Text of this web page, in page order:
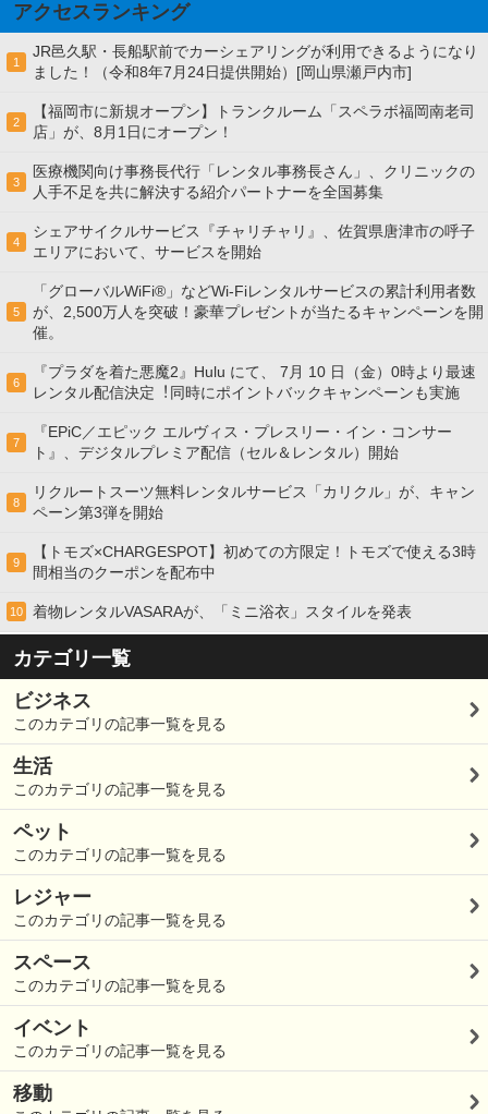
アクセスランキング
1
JR邑久駅・長船駅前でカーシェアリングが利用できるようになり
ました！（令和8年7月24日提供開始）[岡山県瀬戸内市]
2
【福岡市に新規オープン】トランクルーム「スペラボ福岡南老司
店」が、8月1日にオープン！
3
医療機関向け事務長代行「レンタル事務長さん」、クリニックの
人手不足を共に解決する紹介パートナーを全国募集
4
シェアサイクルサービス『チャリチャリ』、佐賀県唐津市の呼子
エリアにおいて、サービスを開始
5
「グローバルWiFi®」などWi-Fiレンタルサービスの累計利用者数
が、2,500万人を突破！豪華プレゼントが当たるキャンペーンを開
催。
6
『プラダを着た悪魔2』Hulu にて、 7⽉ 10 ⽇（金）0時より最速
レンタル配信決定︕同時にポイントバックキャンペーンも実施
7
『EPiC／エピック エルヴィス・プレスリー・イン・コンサー
ト』、デジタルプレミア配信（セル＆レンタル）開始
8
リクルートスーツ無料レンタルサービス「カリクル」が、キャン
ペーン第3弾を開始
9
【トモズ×CHARGESPOT】初めての方限定！トモズで使える3時
間相当のクーポンを配布中
10 着物レンタルVASARAが、「ミニ浴衣」スタイルを発表
カテゴリ一覧
ビジネス
このカテゴリの記事一覧を見る
生活
このカテゴリの記事一覧を見る
ペット
このカテゴリの記事一覧を見る
レジャー
このカテゴリの記事一覧を見る
スペース
このカテゴリの記事一覧を見る
イベント
このカテゴリの記事一覧を見る
移動